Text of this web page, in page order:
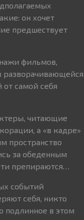
он хочет
предшествует
фильмов,
разворачивающейся
самой себя
читающие
а «в кадре»
пространство
за обеденным
препираются…
событий
себя, никто
подлинное в этом